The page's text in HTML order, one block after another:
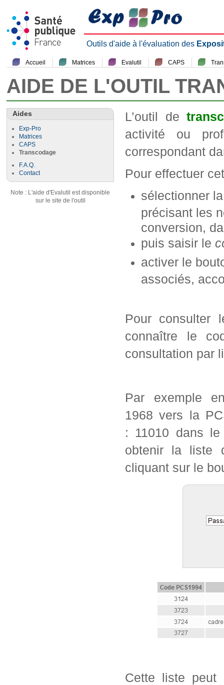
Outils d'aide à l'évaluation des
Accueil Matrices Evalutil CAPS
AIDE DE L'OUTIL
Aides
Exp-Pro
Matrices
CAPS
Transcodage
F.A.Q.
Contact
Note : L'aide d'Evalutil est disponible
sur le site de l'outil
L’outil de
activité ou
correspondant
Pour effectuer
sélectionner
précisant les
conversion,
puis saisir le
activer le
associés,
Pour consulter
connaître le
consultation par
Par exemple
1968 vers la
: 11010 dans
obtenir la liste
cliquant sur le
Cette liste